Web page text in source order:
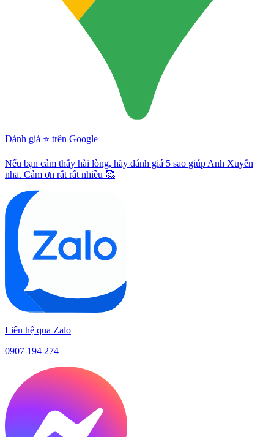
Đánh giá ⭐️ trên Google
Nếu bạn cảm thấy hài lòng, hãy đánh giá 5 sao giúp Anh Xuyến
nha. Cảm ơn rất rất nhiều 🥰
Liên hệ qua Zalo
0907 194 274